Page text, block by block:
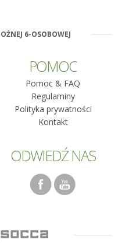
6-OSOBOWEJ
POMOC
Pomoc & FAQ
Regulaminy
Polityka prywatności
Kontakt
ODWIEDŹ NAS